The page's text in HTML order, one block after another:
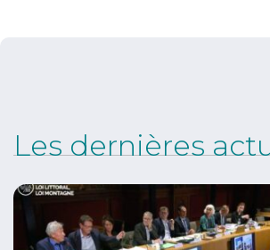
Les dernières